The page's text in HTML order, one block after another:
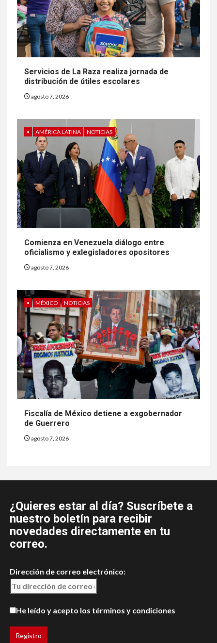
Servicios de La Raza realiza jornada de
distribución de útiles escolares
agosto 7, 2026
• AMÉRICA LATINA NOTICIAS
Comienza en Venezuela diálogo entre
oficialismo y exlegisladores opositores
agosto 7, 2026
• MÉXICO NOTICIAS
Fiscalía de México detiene a exgobernador
de Guerrero
agosto 7, 2026
¿Quieres estar al día? Suscríbete a
nuestro boletín para recibir
novedades directamente en tu
correo.
Dirección de correo electrónico:
He leído y acepto los términos y condiciones